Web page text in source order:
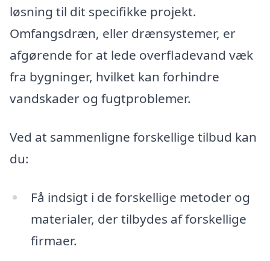
løsning til dit specifikke projekt.
Omfangsdræn, eller drænsystemer, er
afgørende for at lede overfladevand væk
fra bygninger, hvilket kan forhindre
vandskader og fugtproblemer.
Ved at sammenligne forskellige tilbud kan
du:
Få indsigt i de forskellige metoder og
materialer, der tilbydes af forskellige
firmaer.